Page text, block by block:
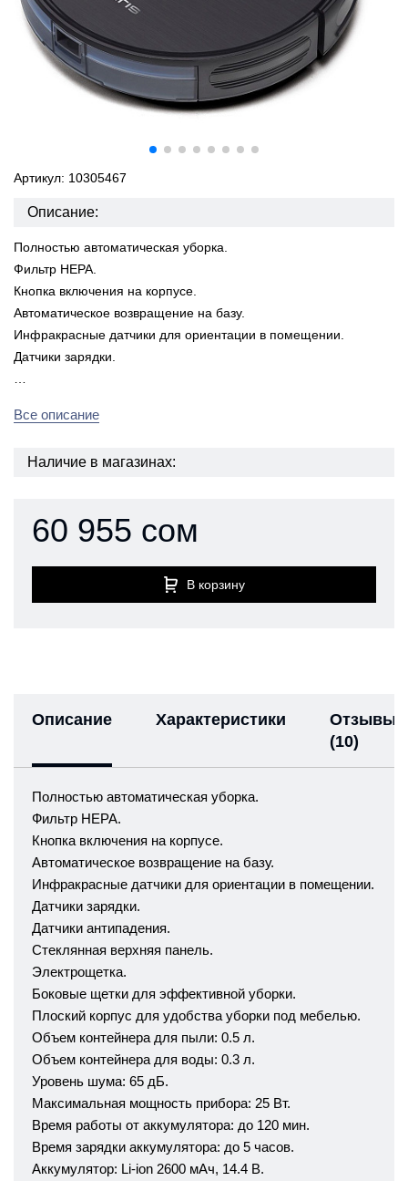
Артикул: 10305467
Описание:
Полностью автоматическая уборка.
Фильтр НЕРА.
Кнопка включения на корпусе.
Автоматическое возвращение на базу.
Инфракрасные датчики для ориентации в помещении.
Датчики зарядки.
Все описание
Наличие в магазинах:
60 955 сом
В корзину
Описание Характеристики
Отзывы
(10)
Полностью автоматическая уборка.
Фильтр НЕРА.
Кнопка включения на корпусе.
Автоматическое возвращение на базу.
Инфракрасные датчики для ориентации в помещении.
Датчики зарядки.
Датчики антипадения.
Стеклянная верхняя панель.
Электрощетка.
Боковые щетки для эффективной уборки.
Плоский корпус для удобства уборки под мебелью.
Объем контейнера для пыли: 0.5 л.
Объем контейнера для воды: 0.3 л.
Уровень шума: 65 дБ.
Максимальная мощность прибора: 25 Вт.
Время работы от аккумулятора: до 120 мин.
Время зарядки аккумулятора: до 5 часов.
Аккумулятор: Li-ion 2600 мАч, 14.4 В.